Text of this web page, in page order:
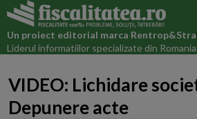
Un proiect editorial marca
Liderul informatiilor specializate din Romania
VIDEO: Lichidare
Depunere acte